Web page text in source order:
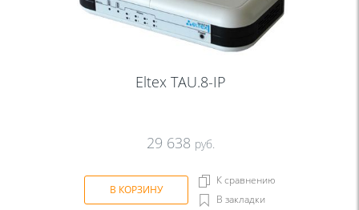
Eltex TAU.8-IP
29 638 руб.
В КОРЗИНУ
К сравнению
В закладки